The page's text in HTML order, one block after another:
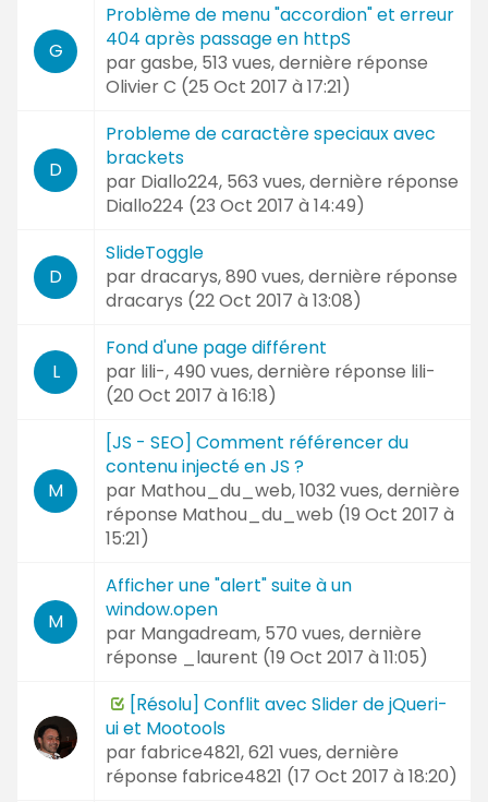
G
Problème de menu "accordion" et erreur
404 après passage en httpS
pargasbe, 513 vues, dernière réponse
Olivier C (25 Oct 2017 à 17:21)
D
Probleme de caractère speciaux avec
brackets
par Diallo224, 563 vues, dernière réponse
Diallo224 (23 Oct 2017 à 14:49)
D
SlideToggle
pardracarys, 890 vues, dernière réponse
dracarys (22 Oct 2017 à 13:08)
L
Fond d'une page différent
par lili-, 490 vues, dernière réponse lili-
(20 Oct 2017 à 16:18)
M
[JS - SEO] Comment référencer du
contenu injecté en JS ?
par Mathou_du_web, 1032 vues, dernière
réponse Mathou_du_web (19 Oct 2017 à
15:21)
M
Afficher une "alert" suite à un
window.open
par Mangadream, 570 vues, dernière
réponse
_laurent (19 Oct 2017 à 11:05)
[Résolu] Conflit avec Slider de jQueri-
ui et Mootools
par fabrice4821, 621 vues, dernière
réponse fabrice4821 (17 Oct 2017 à 18:20)